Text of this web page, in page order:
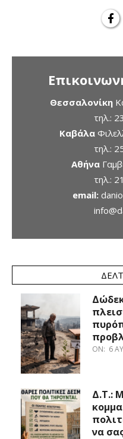
Θεσσαλονίκη
τηλ.:
Καβάλα
τηλ.:
Αθήνα
τηλ.:
email:
ON: 6
Δ.Τ.:
να